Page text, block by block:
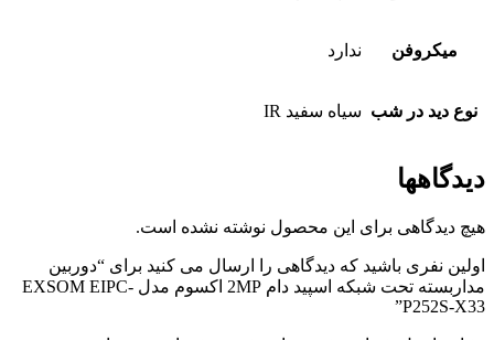
میکروفن ندارد
نوع دید در شب سیاه سفید IR
دیدگاهها
هیچ دیدگاهی برای این محصول نوشته نشده است.
اولین نفری باشید که دیدگاهی را ارسال می کنید برای “دوربین
مداربسته تحت شبکه اسپید دام 2MP اکسوم مدل EXSOM EIPC-
P252S-X33”